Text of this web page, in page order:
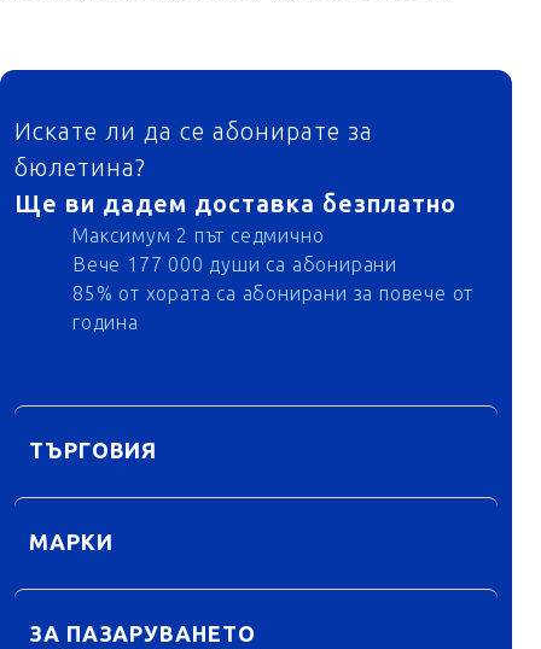
ФУТЕР
Искате ли да се абонирате за
бюлетина?
Ще ви дадем доставка безплатно
Максимум 2 път седмично
Вече 177 000 души са абонирани
85% от хората са абонирани за повече от
година
ТЪРГОВИЯ
МАРКИ
ЗА ПАЗАРУВАНЕТО